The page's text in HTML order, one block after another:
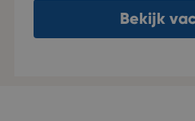
horecamentaliteit bij het
steekt graag de handen
Bekijk